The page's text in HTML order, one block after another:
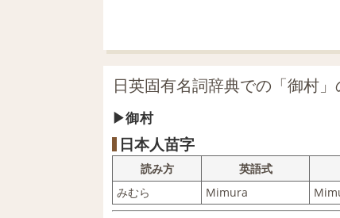
日英固有名詞辞典での「御村」
御村
日本人苗字
読み方 英語式
みむら
Mimura